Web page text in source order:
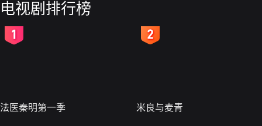
电视剧排行榜
法医秦明第一季 米良与麦青